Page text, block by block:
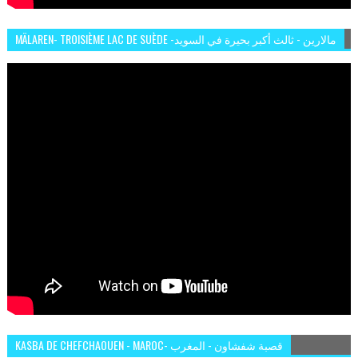
MÄLAREN- TROISIÈME LAC DE SUÈDE -مالارين - ثالث أكبر بحيرة في السويد
KASBA DE CHEFCHAOUEN - MAROC- قصبة شفشاون - المغرب